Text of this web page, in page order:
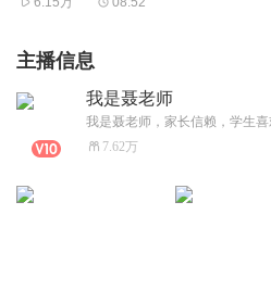
主播信息
我是聂老师
7.62万